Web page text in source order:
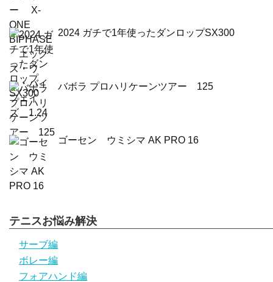
2024 ガチで1年使ったダンロップSX300
バボラ プロハリケーンツアー 125
ゴーセン ウミシマ AK PRO 16
テニスお悩み解決
サーブ編
ボレー編
フォアハンド編